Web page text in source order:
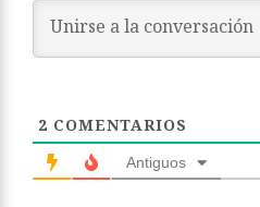
2 COMENTARIOS
Antiguos